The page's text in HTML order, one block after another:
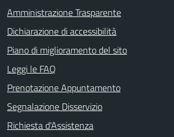
Amministrazione Trasparente
Dichiarazione di accessibilità
Piano di miglioramento del sito
Leggi le FAQ
Prenotazione Appuntamento
Segnalazione Disservizio
Richiesta d'Assistenza